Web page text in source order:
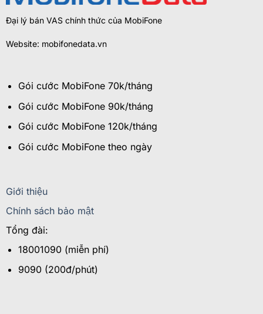
Đại lý bán VAS chính thức của MobiFone
Website: mobifonedata.vn
Gói cước MobiFone 70k/tháng
Gói cước MobiFone 90k/tháng
Gói cước MobiFone 120k/tháng
Gói cước MobiFone theo ngày
Giới thiệu
Chính sách bảo mật
Tổng đài:
18001090 (miễn phí)
9090 (200đ/phút)